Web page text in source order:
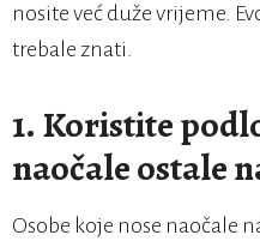
nosite već duže vrijeme.
trebale znati.
1. Koristite
naočale ostale
Osobe koje nose naočale